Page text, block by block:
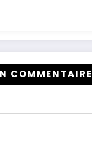
COMMENTAIRE